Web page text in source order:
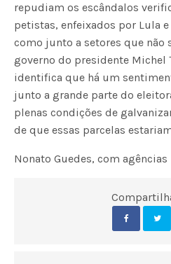
repudiam os escândalos
petistas, enfeixados por Lula
como junto a setores que não
governo do presidente Michel
identifica que há um
junto a grande parte do
plenas condições de
de que essas parcelas
Nonato Guedes, com agências